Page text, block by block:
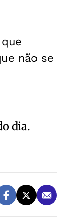
não se
dia.